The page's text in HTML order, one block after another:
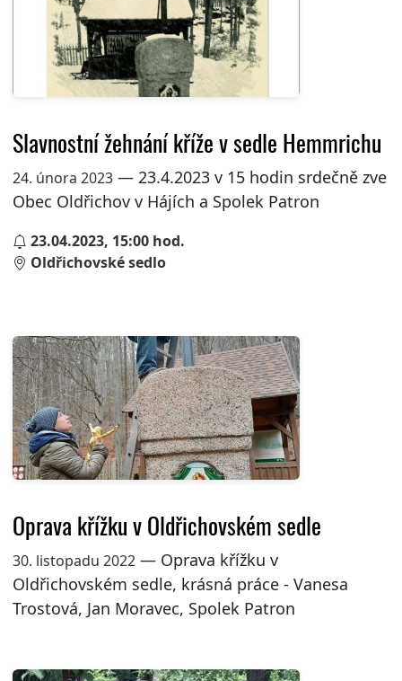
Slavnostní žehnání kříže v sedle Hemmrichu
24. února 2023— 23.4.2023 v 15 hodin srdečně zve
Obec Oldřichov v Hájích a Spolek Patron
23.04.2023, 15:00 hod.
Oldřichovské sedlo
Oprava křížku v Oldřichovském sedle
30. listopadu 2022 — Oprava křížku v
Oldřichovském sedle, krásná práce - Vanesa
Trostová, Jan Moravec, Spolek Patron